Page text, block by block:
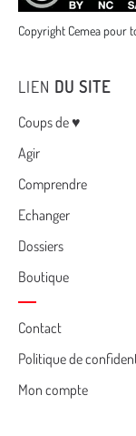
Copyright Cemea pour
LIEN DU SITE
Menu
Coups de ♥
Agir
Comprendre
Echanger
Dossiers
Boutique
Cemea
footer
Contact
Politique de
Mon compte